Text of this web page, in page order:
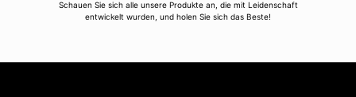
Schauen Sie sich alle unsere Produkte an, die mit Leidenschaft
entwickelt wurden, und holen Sie sich das Beste!